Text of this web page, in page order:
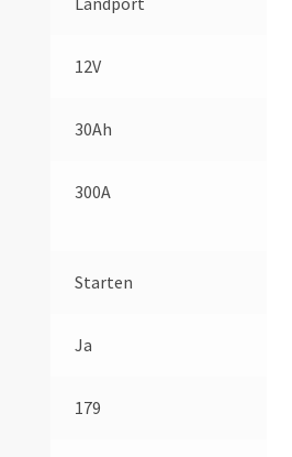
12V
30Ah
300A
Starten
Ja
179